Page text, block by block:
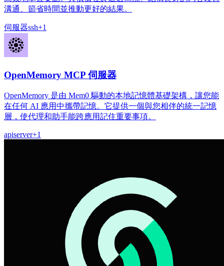
溝通、節省時間並推動更好的結果。
伺服器ssh+1
OpenMemory MCP 伺服器
OpenMemory 是由 Mem0 驅動的本地記憶體基礎架構，讓您能
在任何 AI 應用中攜帶記憶。它提供一個與您相伴的統一記憶
層，使代理和助手能跨應用記住重要事項。
apiserver+1